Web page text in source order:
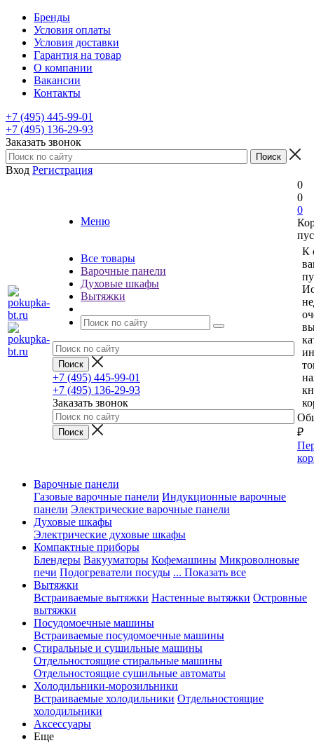
Бренды
Условия оплаты
Условия доставки
Гарантия на товар
О компании
Вакансии
Контакты
+7 (495) 445-99-01
+7 (495) 136-29-93
Заказать звонок
Вход Регистрация
Меню
Все товары
Варочные панели
Духовые шкафы
Вытяжки
+7 (495) 445-99-01
+7 (495) 136-29-93
Заказать звонок
0
0
0
К
₽
Варочные панели
Газовые варочные панели Индукционные варочные
панели Электрические варочные панели
Духовые шкафы
Электрические духовые шкафы
Компактные приборы
Блендеры Вакууматоры Кофемашины Микроволновые
печи Подогреватели посуды ... Показать все
Вытяжки
Встраиваемые вытяжки Настенные вытяжки Островные
вытяжки
Посудомоечные машины
Встраиваемые посудомоечные машины
Стиральные и сушильные машины
Отдельностоящие стиральные машины
Отдельностоящие сушильные автоматы
Холодильники-морозильники
Встраиваемые холодильники Отдельностоящие
холодильники
Аксессуары
Еще